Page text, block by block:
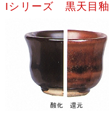
Iシリーズ 黒天目釉